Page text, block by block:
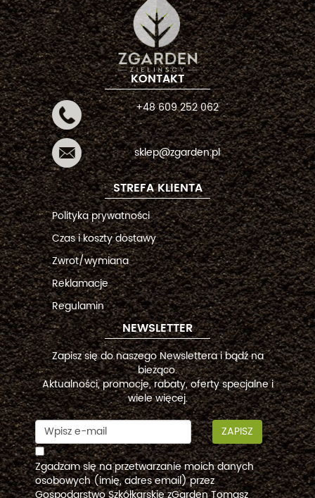
KONTAKT
+48 609 252 062
sklep@zgarden.pl
STREFA KLIENTA
Polityka prywatności
Czas i koszty dostawy
Zwrot/wymiana
Reklamacje
Regulamin
NEWSLETTER
Zapisz się do naszego Newslettera i bądź na
bieżąco.
Aktualności, promocje, rabaty, oferty specjalne i
wiele więcej.
ZAPISZ
Zgadzam się na przetwarzanie moich danych
osobowych (imię, adres email) przez
Gospodarstwo Szkółkarskie zGarden Tomasz